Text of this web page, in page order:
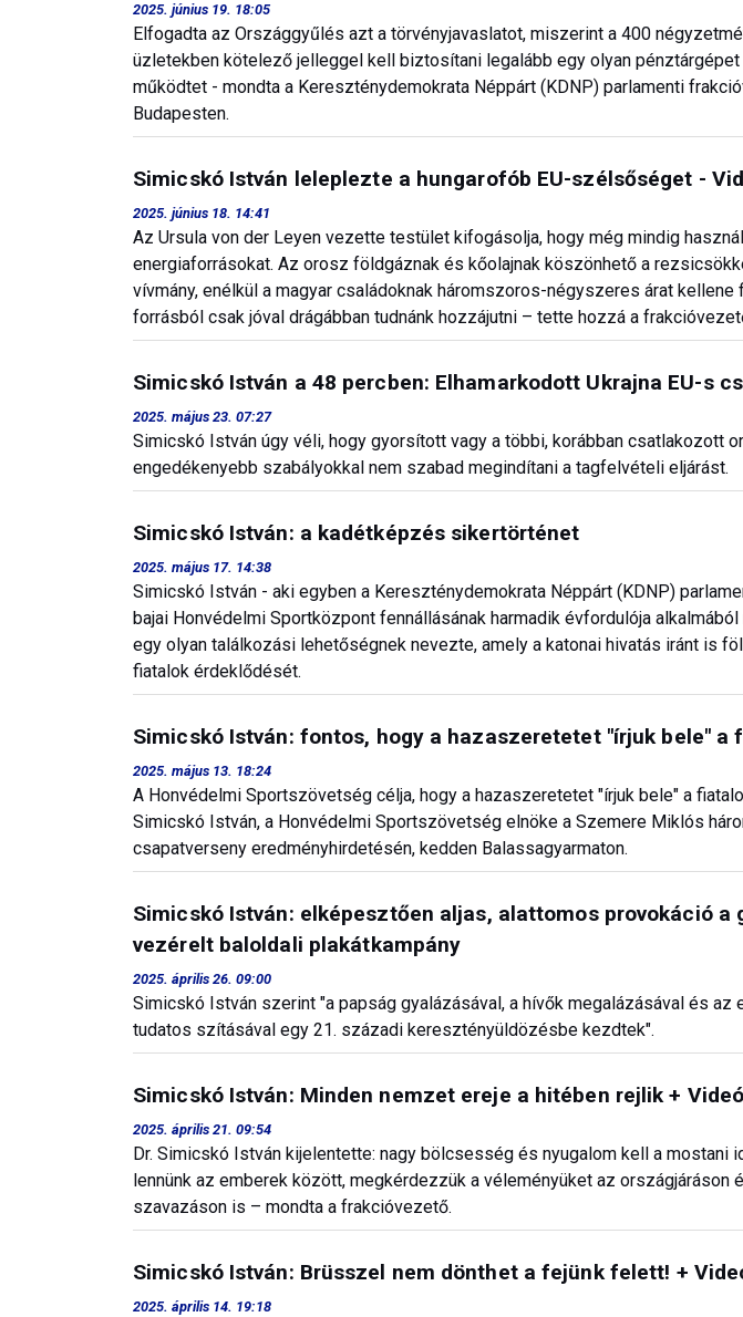
2025. június 19. 18:05
Elfogadta az Országgyűlés azt a törvényjavaslatot, miszerint a 400
üzletekben kötelező jelleggel kell biztosítani legalább egy olyan
működtet - mondta a Kereszténydemokrata Néppárt (KDNP) parlamenti
Budapesten.
Simicskó István leleplezte a hungarofób EU-szélsőséget -
2025. június 18. 14:41
Az Ursula von der Leyen vezette testület kifogásolja, hogy még mindig
energiaforrásokat. Az orosz földgáznak és kőolajnak köszönhető a
vívmány, enélkül a magyar családoknak háromszoros-négyszeres árat kellene
forrásból csak jóval drágábban tudnánk hozzájutni – tette hozzá a
Simicskó István a 48 percben: Elhamarkodott Ukrajna EU-s
2025. május 23. 07:27
Simicskó István úgy véli, hogy gyorsított vagy a többi, korábban csatlakozott
engedékenyebb szabályokkal nem szabad megindítani a tagfelvételi eljárást.
Simicskó István: a kadétképzés sikertörténet
2025. május 17. 14:38
Simicskó István - aki egyben a Kereszténydemokrata Néppárt (KDNP)
bajai Honvédelmi Sportközpont fennállásának harmadik évfordulója
egy olyan találkozási lehetőségnek nevezte, amely a katonai hivatás iránt is
fiatalok érdeklődését.
Simicskó István: fontos, hogy a hazaszeretetet "írjuk bele" a
2025. május 13. 18:24
A Honvédelmi Sportszövetség célja, hogy a hazaszeretetet "írjuk bele" a
Simicskó István, a Honvédelmi Sportszövetség elnöke a Szemere Miklós
csapatverseny eredményhirdetésén, kedden Balassagyarmaton.
Simicskó István: elképesztően aljas, alattomos provokáció a
vezérelt baloldali plakátkampány
2025. április 26. 09:00
Simicskó István szerint "a papság gyalázásával, a hívők megalázásával és az
tudatos szításával egy 21. századi keresztényüldözésbe kezdtek".
Simicskó István: Minden nemzet ereje a hitében rejlik + Videó
2025. április 21. 09:54
Dr. Simicskó István kijelentette: nagy bölcsesség és nyugalom kell a mostani
lennünk az emberek között, megkérdezzük a véleményüket az országjáráson
szavazáson is – mondta a frakcióvezető.
Simicskó István: Brüsszel nem dönthet a fejünk felett! +
2025. április 14. 19:18